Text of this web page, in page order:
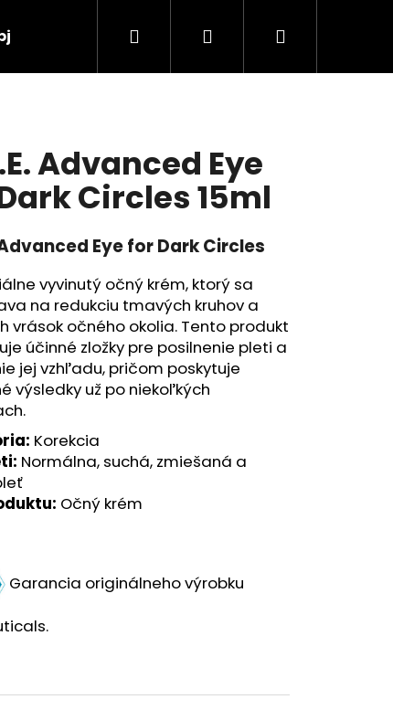
Hľadať PrihlásenieNákupný
Advanced Eye
Circles 15ml
Eye for Dark Circles
vyvinutý očný krém, ktorý sa
na redukciu tmavých kruhov a
vrások očného okolia. Tento produkt
účinné zložky pre posilnenie pleti a
jej vzhľadu, pričom poskytuje
výsledky už po niekoľkých
Korekcia
Normálna, suchá, zmiešaná a
Očný krém
Garancia originálneho výrobku
2:4:2 48ML